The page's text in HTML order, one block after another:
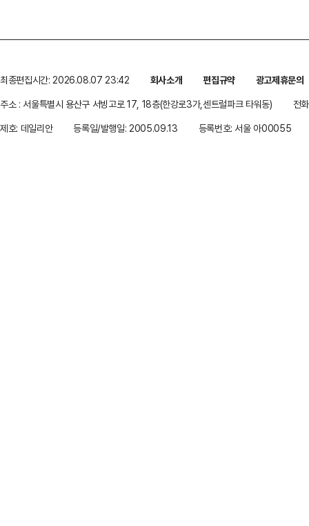
최종편집시간: 2026.08.07 23:42 회사소개 편집규약
광고제휴문의
주소 : 서울특별시 용산구 서빙고로 17, 18층(한강로3가,센트럴파크 타워동)
전
제호: 데일리안
등록일/발행일: 2005.09.13 등록번호: 서울 아00055